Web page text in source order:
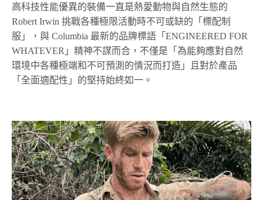
高科技性能優異的裝備一直是熱愛動物與自然生態的
Robert Irwin 挑戰各種極限活動時不可或缺的「標配制
服」，與 Columbia 最新的品牌標語「ENGINEERED FOR
WHATEVER」精神不謀而合，不僅是「為能夠應對自然
環境中各種極端和不可預測的情況而打造」且對於產品
「全面適配性」的堅持始終如一。